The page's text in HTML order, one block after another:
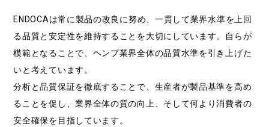
ENDOCAは常に製品の改良に努め、一貫して業界水準を上回
る品質と安定性を維持することを大切にしています。自らが
模範となることで、ヘンプ業界全体の品質水準を引き上げた
いと考えています。
分析と品質保証を徹底することで、生産者が製品基準を高め
ることを促し、業界全体の質の向上、そして何より消費者の
安全確保を目指しています。